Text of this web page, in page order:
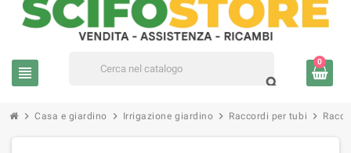
view_headline
search
0
chevron_right Casa e giardino chevron_right Irrigazione giardino chevron_right Raccordi per tubi chevron_right